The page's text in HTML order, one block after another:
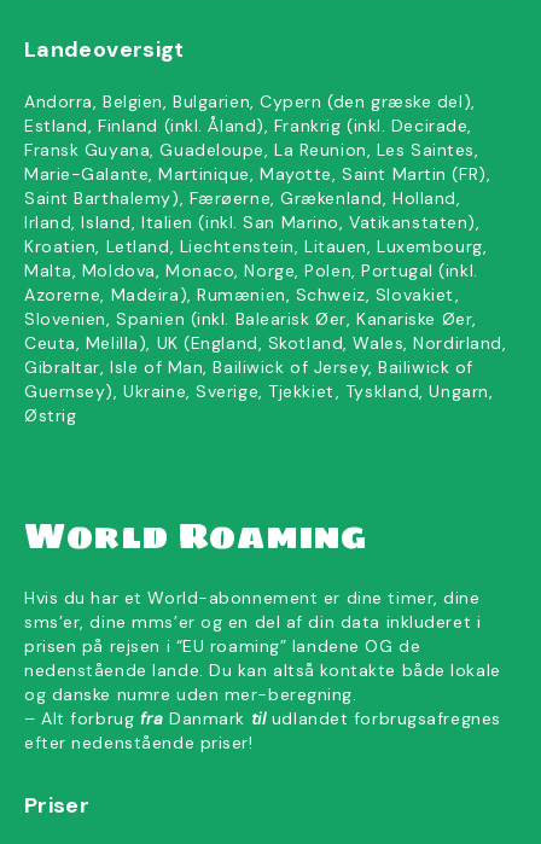
Landeoversigt
Andorra, Belgien, Bulgarien, Cypern (den græske del),
Estland, Finland (inkl. Åland), Frankrig (inkl. Decirade,
Fransk Guyana, Guadeloupe, La Reunion, Les Saintes,
Marie-Galante, Martinique, Mayotte, Saint Martin (FR),
Saint Barthalemy), Færøerne, Grækenland, Holland,
Irland, Island, Italien (inkl. San Marino, Vatikanstaten),
Kroatien, Letland, Liechtenstein, Litauen, Luxembourg,
Malta, Moldova, Monaco, Norge, Polen, Portugal (inkl.
Azorerne, Madeira), Rumænien, Schweiz, Slovakiet,
Slovenien, Spanien (inkl. Balearisk Øer, Kanariske Øer,
Ceuta, Melilla), UK (England, Skotland, Wales, Nordirland,
Gibraltar, Isle of Man, Bailiwick of Jersey, Bailiwick of
Guernsey), Ukraine, Sverige, Tjekkiet, Tyskland, Ungarn,
Østrig
World Roaming
Hvis du har et World-abonnement er dine timer, dine
sms’er, dine mms’er og en del af din data inkluderet i
prisen på rejsen i “EU roaming” landene OG de
nedenstående lande. Du kan altså kontakte både lokale
og danske numre uden mer-beregning.
– Alt forbrug fra Danmark tiludlandet forbrugsafregnes
efter nedenstående priser!
Priser